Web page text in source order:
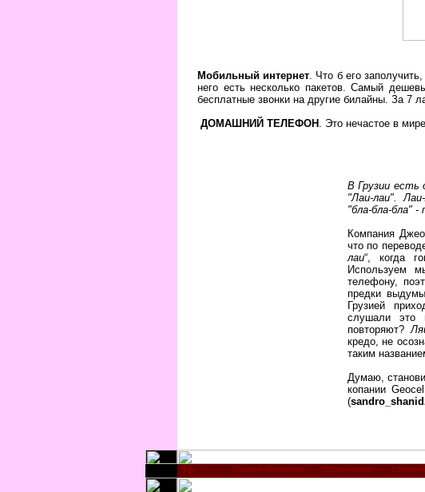
Мобильный интернет. Что б его
него есть несколько пакетов. Самый
бесплатные звонки на другие билайны. За 7
ДОМАШНИЙ ТЕЛЕФОН . Это нечастое в
В Грузии есть
"Лаи-лаи".
"бла-бла-бла" -
Компания
что по
лаи“, когда
Используем
телефону,
предки
Грузией
слушали это
повторяют?
кредо, не
таким
Думаю,
копании
(
Мцхета-Мтианети Шида-Картли Квемо-